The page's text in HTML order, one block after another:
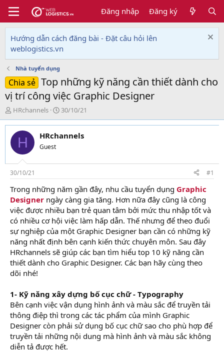
Đăng nhập Đăng ký
Hướng dẫn cách đăng bài - Đặt câu hỏi lên
weblogistics.vn
Nhà tuyển dụng
Chia sẻ Top những kỹ năng cần thiết dành cho
vị trí công việc Graphic Designer
T
h
r
e
d
s
t
a
r
t
e
r
HRchannels
N
g
à
y
i
30/10/21
H HRchannels
Guest
30/10/21 #1
Trong những năm gần đây, nhu cầu tuyển dụng Graphic
Designer ngày càng gia tăng. Hơn nữa đây cũng là công
việc được nhiều bạn trẻ quan tâm bởi mức thu nhập tốt và
có nhiều cơ hội việc làm hấp dẫn. Thế nhưng để theo đuổi
sự nghiệp của một Graphic Designer bạn cần có những kỹ
năng nhất định bên cạnh kiến thức chuyên môn. Sau đây
HRchannels sẽ giúp các bạn tìm hiểu top 10 kỹ năng cần
thiết dành cho Graphic Designer. Các bạn hãy cùng theo
dõi nhé!
1- Kỹ năng xây dựng bố cục chữ - Typography
Bên cạnh việc vận dụng hình ảnh và màu sắc để truyền tải
thông điệp thì trong các tác phẩm của mình Graphic
Designer còn phải sử dụng bố cục chữ sao cho phù hợp để
truyền tải những nội dung mà hình ảnh và màu sắc không
diễn tả được hết.